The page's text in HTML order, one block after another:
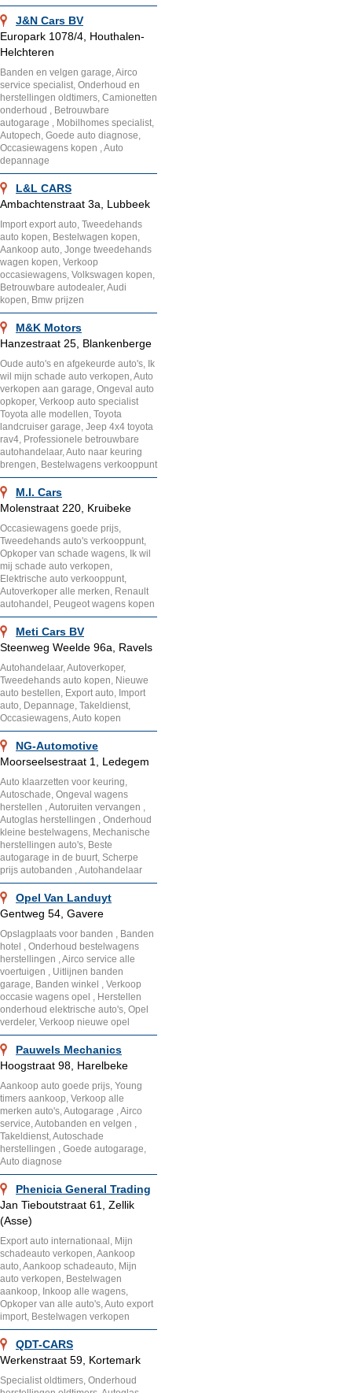
J&N Cars BV
Europark 1078/4, Houthalen-
Helchteren
Banden en velgen garage, Airco
service specialist, Onderhoud en
herstellingen oldtimers, Camionetten
onderhoud , Betrouwbare
autogarage , Mobilhomes specialist,
Autopech, Goede auto diagnose,
Occasiewagens kopen , Auto
depannage
L&L CARS
Ambachtenstraat 3a, Lubbeek
Import export auto, Tweedehands
auto kopen, Bestelwagen kopen,
Aankoop auto, Jonge tweedehands
wagen kopen, Verkoop
occasiewagens, Volkswagen kopen,
Betrouwbare autodealer, Audi
kopen, Bmw prijzen
M&K Motors
Hanzestraat 25, Blankenberge
Oude auto's en afgekeurde auto's, Ik
wil mijn schade auto verkopen, Auto
verkopen aan garage, Ongeval auto
opkoper, Verkoop auto specialist
Toyota alle modellen, Toyota
landcruiser garage, Jeep 4x4 toyota
rav4, Professionele betrouwbare
autohandelaar, Auto naar keuring
brengen, Bestelwagens verkooppunt
M.I. Cars
Molenstraat 220, Kruibeke
Occasiewagens goede prijs,
Tweedehands auto's verkooppunt,
Opkoper van schade wagens, Ik wil
mij schade auto verkopen,
Elektrische auto verkooppunt,
Autoverkoper alle merken, Renault
autohandel, Peugeot wagens kopen
Meti Cars BV
Steenweg Weelde 96a, Ravels
Autohandelaar, Autoverkoper,
Tweedehands auto kopen, Nieuwe
auto bestellen, Export auto, Import
auto, Depannage, Takeldienst,
Occasiewagens, Auto kopen
NG-Automotive
Moorseelsestraat 1, Ledegem
Auto klaarzetten voor keuring,
Autoschade, Ongeval wagens
herstellen , Autoruiten vervangen ,
Autoglas herstellingen , Onderhoud
kleine bestelwagens, Mechanische
herstellingen auto's, Beste
autogarage in de buurt, Scherpe
prijs autobanden , Autohandelaar
Opel Van Landuyt
Gentweg 54, Gavere
Opslagplaats voor banden , Banden
hotel , Onderhoud bestelwagens
herstellingen , Airco service alle
voertuigen , Uitlijnen banden
garage, Banden winkel , Verkoop
occasie wagens opel , Herstellen
onderhoud elektrische auto's, Opel
verdeler, Verkoop nieuwe opel
Pauwels Mechanics
Hoogstraat 98, Harelbeke
Aankoop auto goede prijs, Young
timers aankoop, Verkoop alle
merken auto's, Autogarage , Airco
service, Autobanden en velgen ,
Takeldienst, Autoschade
herstellingen , Goede autogarage,
Auto diagnose
Phenicia General Trading
Jan Tieboutstraat 61, Zellik
(Asse)
Export auto internationaal, Mijn
schadeauto verkopen, Aankoop
auto, Aankoop schadeauto, Mijn
auto verkopen, Bestelwagen
aankoop, Inkoop alle wagens,
Opkoper van alle auto's, Auto export
import, Bestelwagen verkopen
QDT-CARS
Werkenstraat 59, Kortemark
Specialist oldtimers, Onderhoud